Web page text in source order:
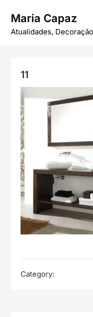
content
Maria Capaz
Atualidades,
11
Category: